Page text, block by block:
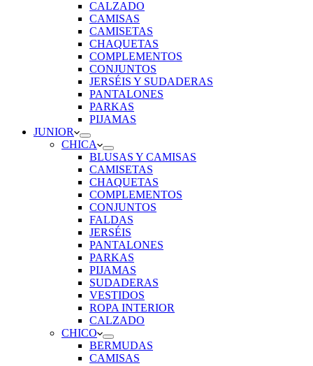
CALZADO
CAMISAS
CAMISETAS
CHAQUETAS
COMPLEMENTOS
CONJUNTOS
JERSÉIS Y SUDADERAS
PANTALONES
PARKAS
PIJAMAS
JUNIOR
CHICA
BLUSAS Y CAMISAS
CAMISETAS
CHAQUETAS
COMPLEMENTOS
CONJUNTOS
FALDAS
JERSÉIS
PANTALONES
PARKAS
PIJAMAS
SUDADERAS
VESTIDOS
ROPA INTERIOR
CALZADO
CHICO
BERMUDAS
CAMISAS